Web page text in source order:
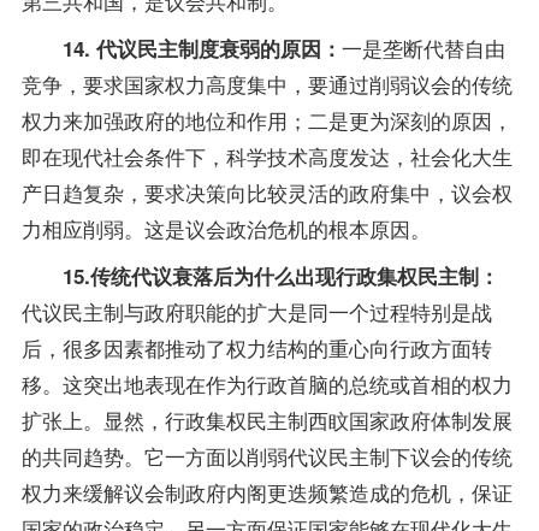
14. 代议民主制度衰弱的原因： 一是垄断代替自由
竞争，要求国家权力高度集中，要通过削弱议会的传统
权力来加强政府的地位和作用；二是更为深刻的原因，
即在现代社会条件下，科学技术高度发达，社会化大生
产日趋复杂，要求决策向比较灵活的政府集中，议会权
力相应削弱。这是议会政治危机的根本原因。
15.传统代议衰落后为什么出现行政集权民主制：
代议民主制与政府职能的扩大是同一个过程特别是战
后，很多因素都推动了权力结构的重心向行政方面转
移。这突出地表现在作为行政首脑的总统或首相的权力
扩张上。显然，行政集权民主制西盿国家政府体制发展
的共同趋势。它一方面以削弱代议民主制下议会的传统
权力来缓解议会制政府内阁更迭频繁造成的危机，保证